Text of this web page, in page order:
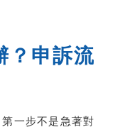
？申訴流
一步不是急著對